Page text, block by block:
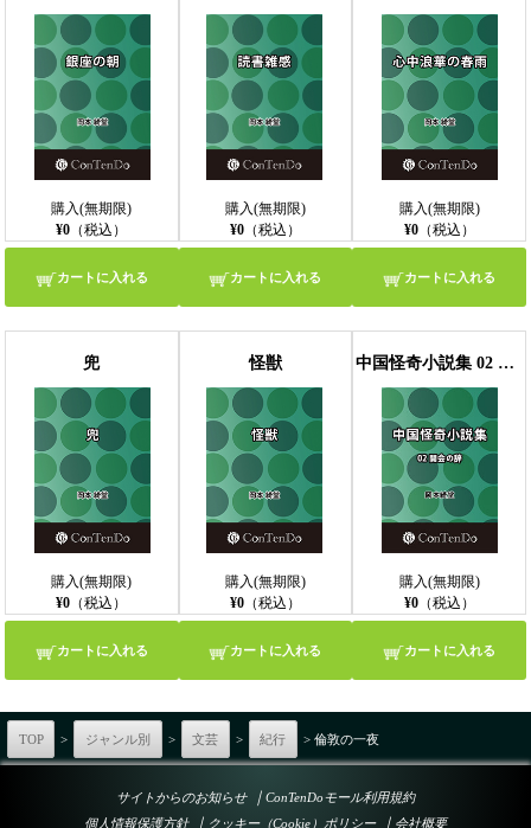
【モバイルビューア】
購入(無期限)
¥0 （税込）
カートに入れる
購入(無期限)
¥0（税込）
カートに入れる
購入(無期限)
¥0（税込）
カートに入れる
兜
購入(無期限)
¥0 （税込）
カートに入れる
怪獣
購入(無期限)
¥0（税込）
カートに入れる
中国怪奇小説集 02 開会の辞
購入(無期限)
¥0（税込）
カートに入れる
TOP > ジャンル別 > 文芸 > 紀行 > 倫敦の一夜
サイトからのお知らせ ｜ ConTenDoモール利用規約
個人情報保護方針
｜ クッキー（Cookie）ポリシー ｜ 会社概要